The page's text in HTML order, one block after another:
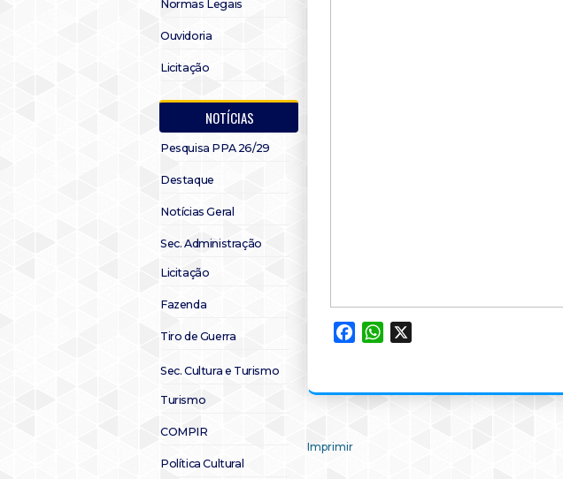
Normas Legais
Ouvidoria
Licitação
NOTÍCIAS
Pesquisa PPA 26/29
Destaque
Notícias Geral
Sec. Administração
Licitação
Fazenda
Tiro de Guerra
Sec. Cultura e Turismo
Turismo
COMPIR
Política Cultural
FacebookWhatsApp
Imprimir